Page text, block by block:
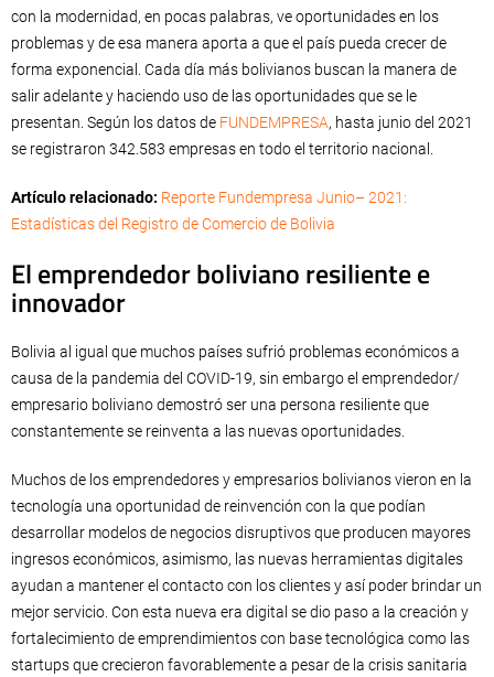
con la modernidad, en pocas palabras, ve oportunidades en los
problemas y de esa manera aporta a que el país pueda crecer de
forma exponencial. Cada día más bolivianos buscan la manera de
salir adelante y haciendo uso de las oportunidades que se le
presentan. Según los datos de FUNDEMPRESA, hasta junio del 2021
se registraron 342.583 empresas en todo el territorio nacional.
Artículo relacionado: Reporte Fundempresa Junio– 2021:
Estadísticas del Registro de Comercio de Bolivia
El emprendedor boliviano resiliente e
innovador
Bolivia al igual que muchos países sufrió problemas económicos a
causa de la pandemia del COVID-19, sin embargo el emprendedor/
empresario boliviano demostró ser una persona resiliente que
constantemente se reinventa a las nuevas oportunidades.
Muchos de los emprendedores y empresarios bolivianos vieron en la
tecnología una oportunidad de reinvención con la que podían
desarrollar modelos de negocios disruptivos que producen mayores
ingresos económicos, asimismo, las nuevas herramientas digitales
ayudan a mantener el contacto con los clientes y así poder brindar un
mejor servicio. Con esta nueva era digital se dio paso a la creación y
fortalecimiento de emprendimientos con base tecnológica como las
startups que crecieron favorablemente a pesar de la crisis sanitaria